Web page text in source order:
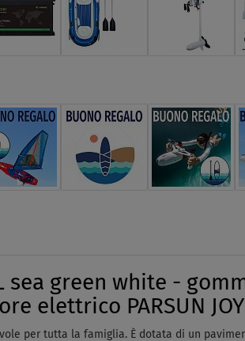
sea green white -
elettrico PARSUN JOY
per tutta la famiglia. È dotata di un